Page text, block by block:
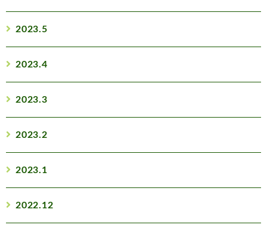
2023.5
2023.4
2023.3
2023.2
2023.1
2022.12